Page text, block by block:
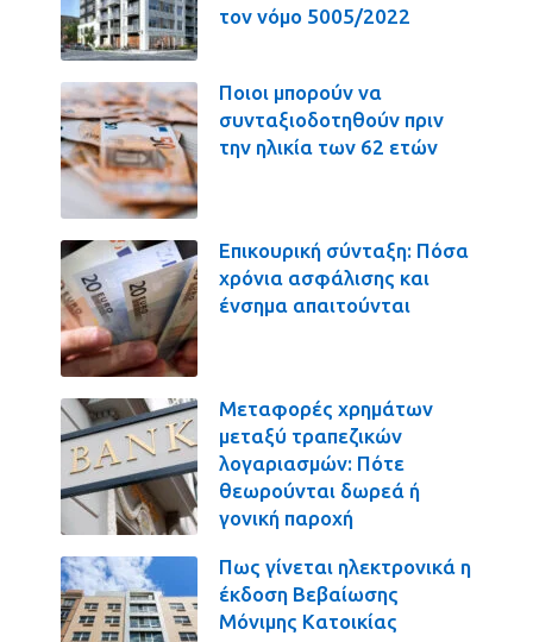
τον νόμο 5005/2022
Ποιοι μπορούν να
συνταξιοδοτηθούν πριν
την ηλικία των 62 ετών
Επικουρική σύνταξη: Πόσα
χρόνια ασφάλισης και
ένσημα απαιτούνται
Μεταφορές χρημάτων
μεταξύ τραπεζικών
λογαριασμών: Πότε
θεωρούνται δωρεά ή
γονική παροχή
Πως γίνεται ηλεκτρονικά η
έκδοση Βεβαίωσης
Μόνιμης Κατοικίας